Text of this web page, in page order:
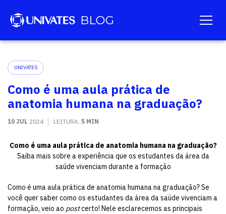
UNIVATES
Como é uma aula prática de
anatomia humana na graduação?
10 JUL 2024 LEITURA: 5 MIN
Como é uma aula prática de anatomia humana na graduação?
Saiba mais sobre a experiência que os estudantes da área da
saúde vivenciam durante a formação
Como é uma aula prática de anatomia humana na graduação? Se
você quer saber como os estudantes da área da saúde vivenciam a
formação, veio ao postcerto! Nele esclarecemos as principais